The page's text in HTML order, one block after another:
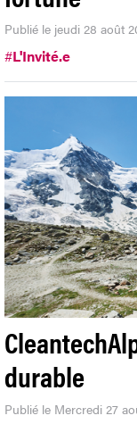
Publié le jeudi 28 août
#L'Invité.e
durable
Publié le Mercredi 27